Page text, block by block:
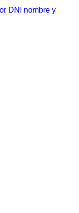
DNI nombre y